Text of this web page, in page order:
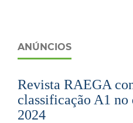
ANÚNCIOS
Revista RAEGA
classificação A1
2024